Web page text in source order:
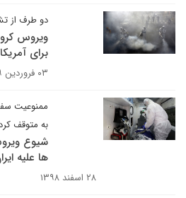
دو طرف از
ویروس
برای
۰۳ فروردین ۱۳۹۹
ممنوعیت
به متوقف
شیوع
ها علیه
۲۸ اسفند ۱۳۹۸